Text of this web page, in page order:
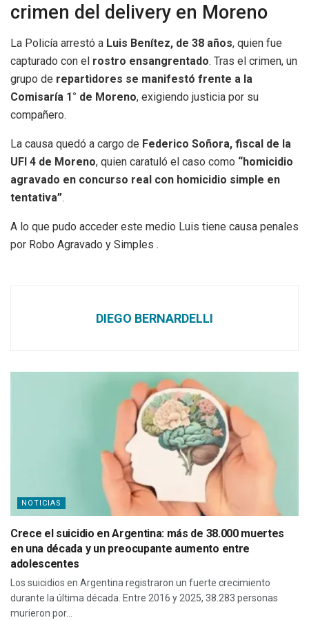
crimen del delivery en Moreno
La Policía arrestó a Luis Benítez, de 38 años, quien fue
capturado con el rostro ensangrentado. Tras el crimen, un
grupo de repartidores se manifestó frente a la
Comisaría 1° de Moreno, exigiendo justicia por su
compañero.
La causa quedó a cargo de Federico Soñora, fiscal de la
UFI 4 de Moreno, quien caratuló el caso como “homicidio
agravado en concurso real con homicidio simple en
tentativa”.
A lo que pudo acceder este medio Luis tiene causa penales
por Robo Agravado y Simples .
DIEGO BERNARDELLI
NOTICIAS
Crece el suicidio en Argentina: más de 38.000 muertes
en una década y un preocupante aumento entre
adolescentes
Los suicidios en Argentina registraron un fuerte crecimiento
durante la última década. Entre 2016 y 2025, 38.283 personas
murieron por...